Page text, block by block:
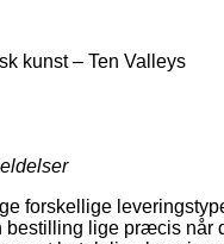
kunst – Ten Valleys
forskellige
lige præcis når